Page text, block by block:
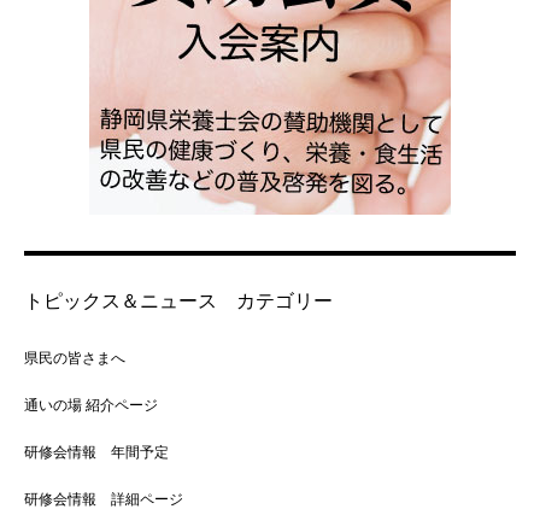
トピックス＆ニュース カテゴリー
県民の皆さまへ
通いの場 紹介ページ
研修会情報 年間予定
研修会情報 詳細ページ